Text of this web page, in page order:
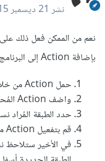
نشر21 ديسمبر 2015
بإضافة Action إلى البرنامج والعملِ بها باتباع الخطوات التالية:
حمل Action من خلال
واضف Action المُحملة إلى photoshop
حدد الطبقة المُراد
قم بتفعيل Action من خلال عملية Run.
في الأخير ستلاحظ